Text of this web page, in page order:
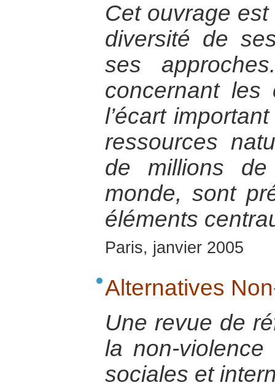
Cet ouvrage
diversité de
ses
concernant les
l’écart
ressources
de millions
monde, sont
éléments
Paris, janvier 2005
Alternatives
Une revue de
la non-
sociales et